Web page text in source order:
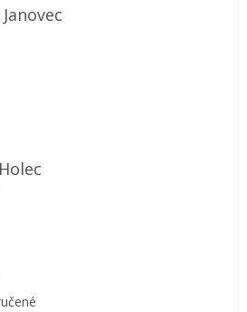
obchodu je 5 z 5 hviezdičiek.
obchodu je 5 z 5 hviezdičiek.
obchodu je 5 z 5 hviezdičiek.
obchodu je 5 z 5 hviezdičiek.